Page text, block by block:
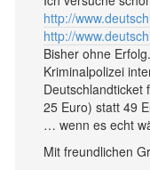
http://
http://
Bisher ohne
Kriminalpolizei
Deutschlandticket
25 Euro) statt 49
… wenn es echt
Mit freundlichen